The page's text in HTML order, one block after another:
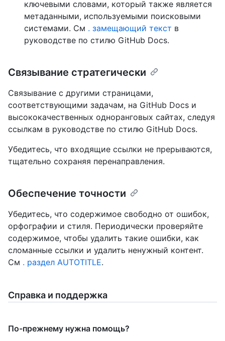
ключевыми словами, который также является
метаданными, используемыми поисковыми
системами. См . замещающий текст в
руководстве по стилю GitHub Docs.
Связывание стратегически
Связывание с другими страницами,
соответствующими задачам, на GitHub Docs и
высококачественных одноранговых сайтах, следуя
ссылкам в руководстве по стилю GitHub Docs.
Убедитесь, что входящие ссылки не прерываются,
тщательно сохраняя перенаправления.
Обеспечение точности
Убедитесь, что содержимое свободно от ошибок,
орфографии и стиля. Периодически проверяйте
содержимое, чтобы удалить такие ошибки, как
сломанные ссылки и удалить ненужный контент.
См . раздел AUTOTITLE.
Справка и поддержка
По-прежнему нужна помощь?